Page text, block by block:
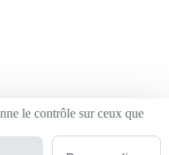
le contrôle sur ceux que